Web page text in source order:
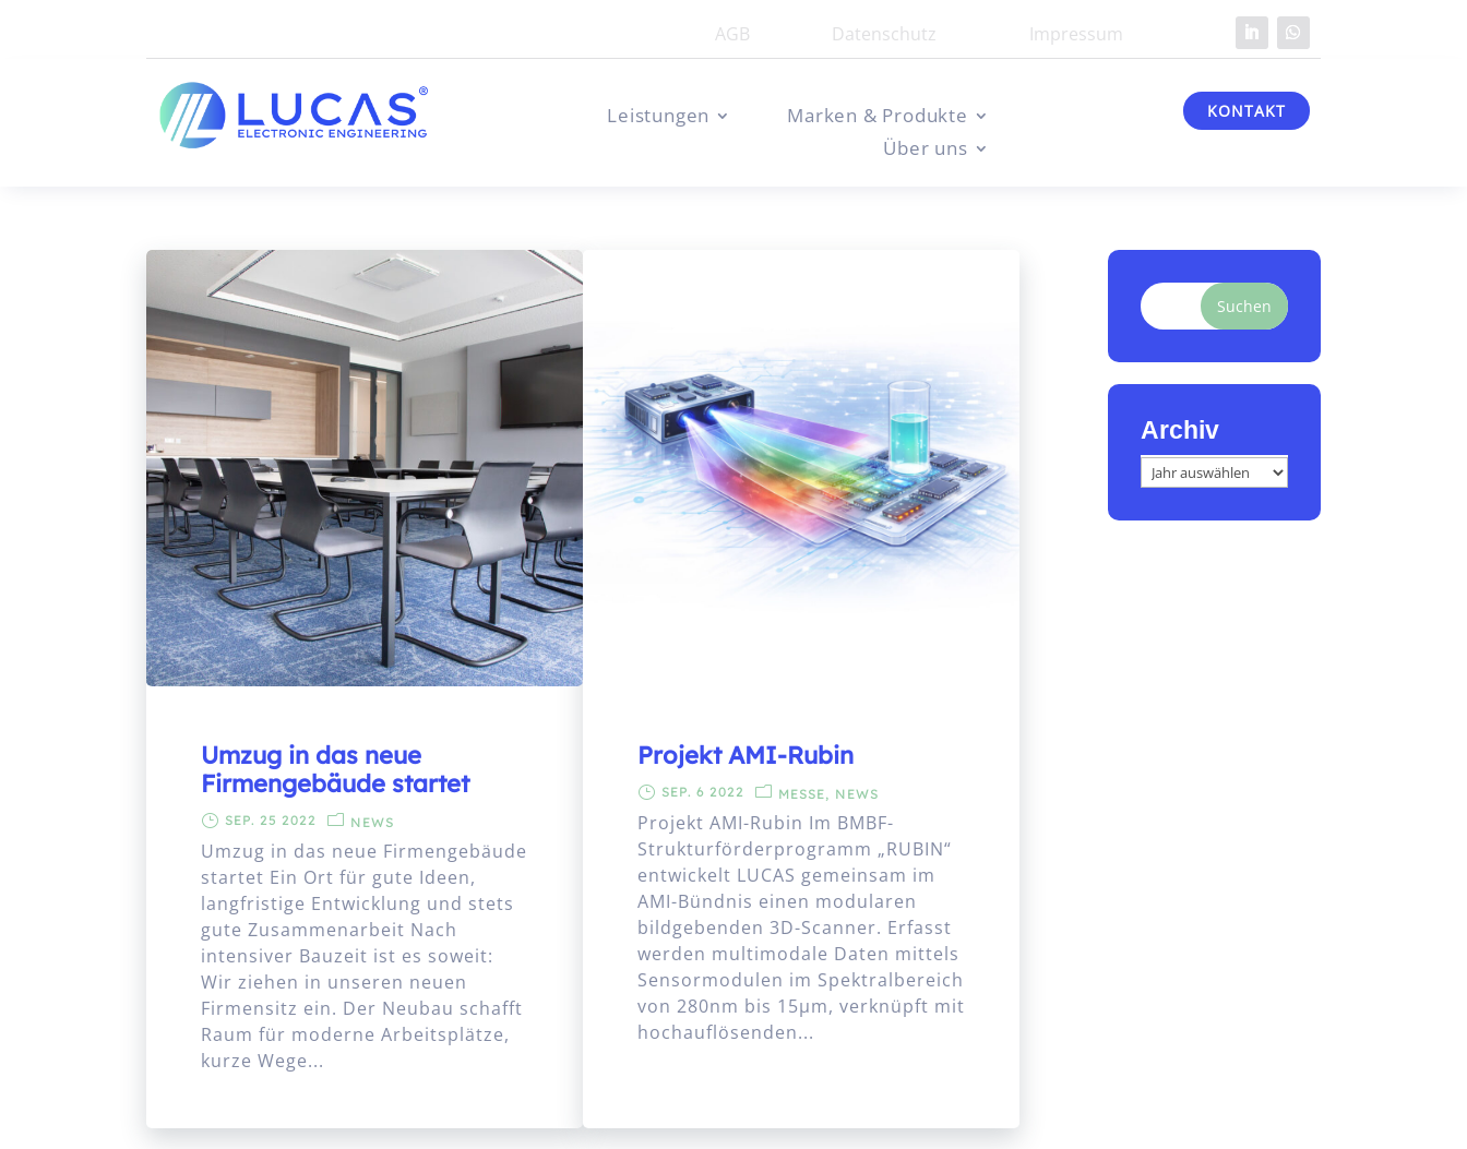
AGB Datenschutz Impressum
Leistungen
Marken & Produkte
Über uns
KONTAKT
Umzug in das neue
Firmengebäude startet
SEP. 25 2022 NEWS
Umzug in das neue Firmengebäude
startet Ein Ort für gute Ideen,
langfristige Entwicklung und stets
gute Zusammenarbeit Nach
intensiver Bauzeit ist es soweit:
Wir ziehen in unseren neuen
Firmensitz ein. Der Neubau schafft
Raum für moderne Arbeitsplätze,
kurze Wege...
Projekt AMI-Rubin
SEP. 6 2022 MESSE NEWS
Projekt AMI-Rubin Im BMBF-
Strukturförderprogramm „RUBIN“
entwickelt LUCAS gemeinsam im
AMI-Bündnis einen modularen
bildgebenden 3D-Scanner. Erfasst
werden multimodale Daten mittels
Sensormodulen im Spektralbereich
von 280nm bis 15µm, verknüpft mit
hochauflösenden...
Suchen
Archiv
Archiv